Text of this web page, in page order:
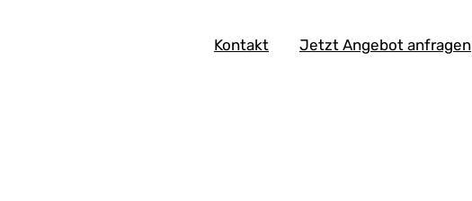
Kontakt Jetzt Angebot anfragen